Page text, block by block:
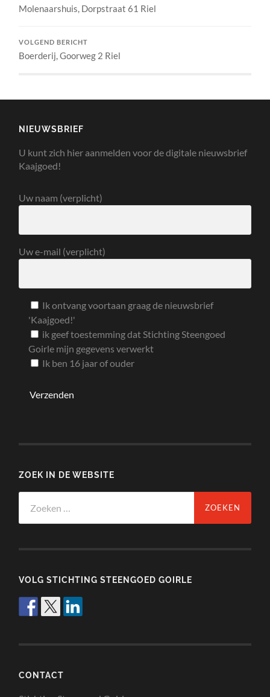
Molenaarshuis, Dorpstraat 61 Riel
VOLGEND BERICHT
Boerderij, Goorweg 2 Riel
NIEUWSBRIEF
U kunt zich hier aanmelden voor de digitale nieuwsbrief
Kaajgoed!
Uw naam (verplicht)
Uw e-mail (verplicht)
Ik ontvang voortaan graag de nieuwsbrief
'Kaajgoed!'
ik geef toestemming dat Stichting Steengoed
Goirle mijn gegevens verwerkt
Ik ben 16 jaar of ouder
ZOEK IN DE WEBSITE
naar:
VOLG STICHTING STEENGOED GOIRLE
CONTACT